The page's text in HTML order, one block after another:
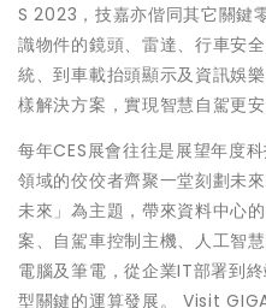
S 2023，技嘉亦偕同其它關鍵
識物件的鏡頭、雷達、行車安
統、到車載抬頭顯示及資訊娛
樣解決方案，實現智慧自駕更安
每年CES展會往往是展望年度
領域的佼佼者齊聚一堂刻劃未
未來」為主題，帶來資料中心
案、自駕車控制主機、人工智
電腦及筆電，從企業IT部署到
型關鍵的運算發展。 Visit